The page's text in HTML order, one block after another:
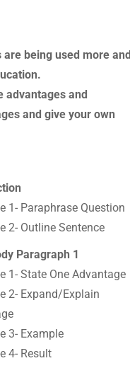
are being used more and
advantages and
and give your own
1- Paraphrase Question
2- Outline Sentence
Paragraph 1
1- State One Advantage
2- Expand/Explain
3- Example
4- Result